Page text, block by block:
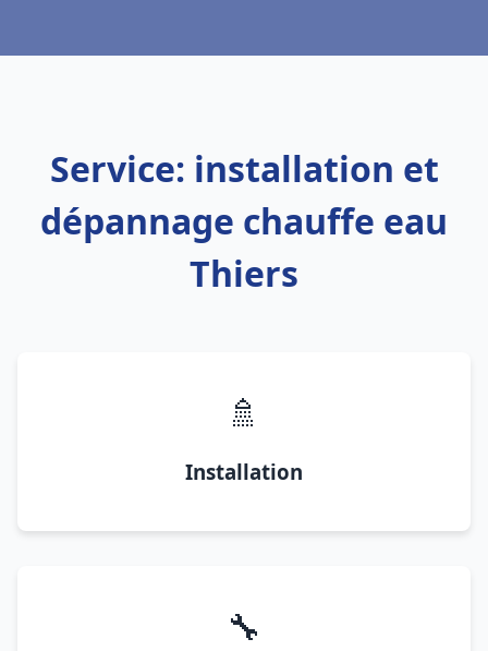
Service: installation et
dépannage chauffe eau
Thiers
🚿
Installation
🔧